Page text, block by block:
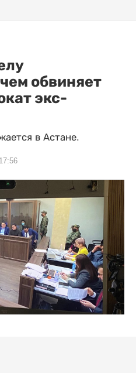
обвиняет
экс-
в Астане.